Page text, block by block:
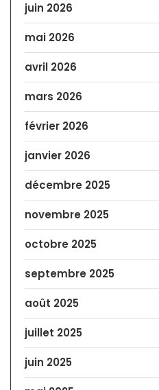
juin 2026
mai 2026
avril 2026
mars 2026
février 2026
janvier 2026
décembre 2025
novembre 2025
octobre 2025
septembre 2025
août 2025
juillet 2025
juin 2025